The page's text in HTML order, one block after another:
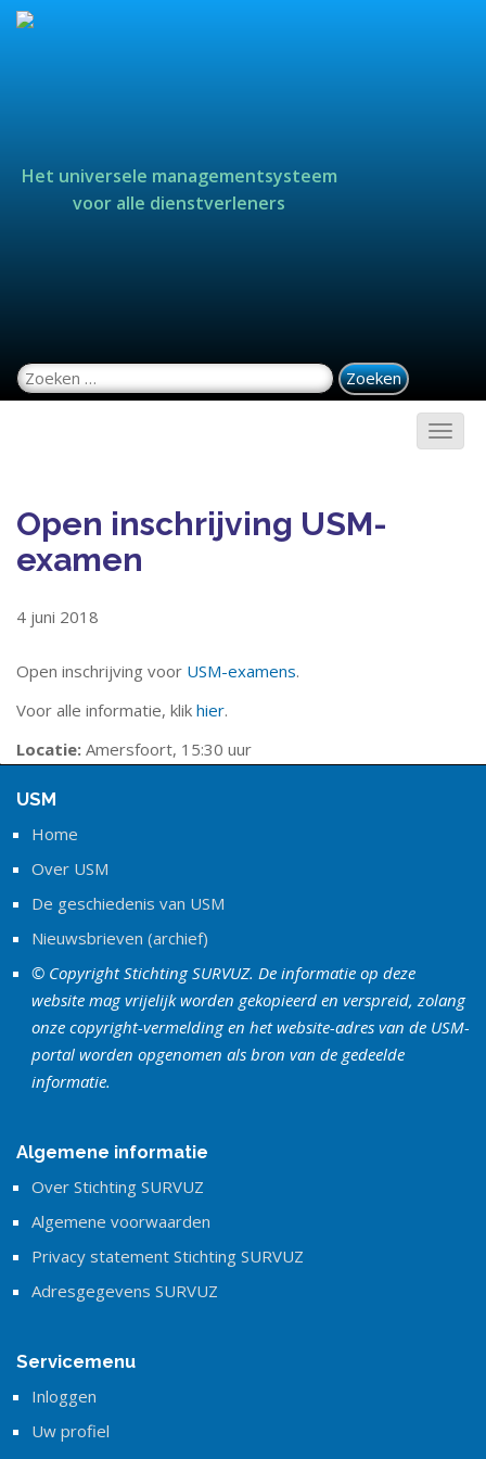
Het universele managementsysteem
voor alle dienstverleners
Zoeken naar:
Open inschrijving USM-
examen
4 juni 2018
Open inschrijving voor USM-examens.
Voor alle informatie, klik hier.
Locatie: Amersfoort, 15:30 uur
USM
Home
Over USM
De geschiedenis van USM
Nieuwsbrieven (archief)
© Copyright Stichting SURVUZ. De informatie op deze
website mag vrijelijk worden gekopieerd en verspreid, zolang
onze copyright-vermelding en het website-adres van de USM-
portal worden opgenomen als bron van de gedeelde
informatie.
Algemene informatie
Over Stichting SURVUZ
Algemene voorwaarden
Privacy statement Stichting SURVUZ
Adresgegevens SURVUZ
Servicemenu
Inloggen
Uw profiel